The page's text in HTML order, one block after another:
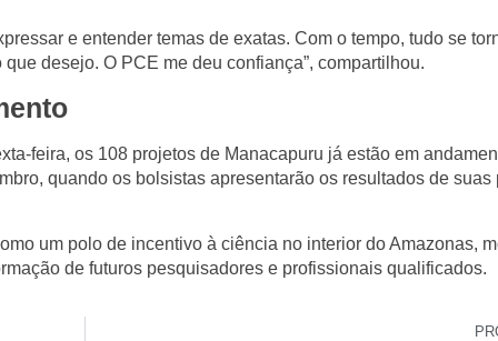
e entender temas de exatas. Com o tempo, tudo se
desejo. O PCE me deu confiança”, compartilhou.
feira, os 108 projetos de Manacapuru já estão em
quando os bolsistas apresentarão os resultados de suas
um polo de incentivo à ciência no interior do Amazonas,
de futuros pesquisadores e profissionais qualificados.